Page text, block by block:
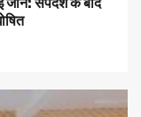
सर्पदंश के बाद